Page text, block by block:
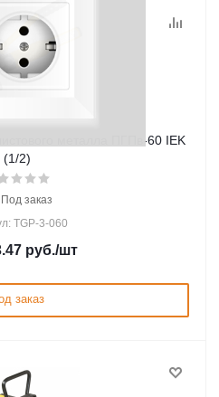
металла ПГПв-60 IEK
(1/2)
Под заказ
TGP-3-060
руб./шт
заказ